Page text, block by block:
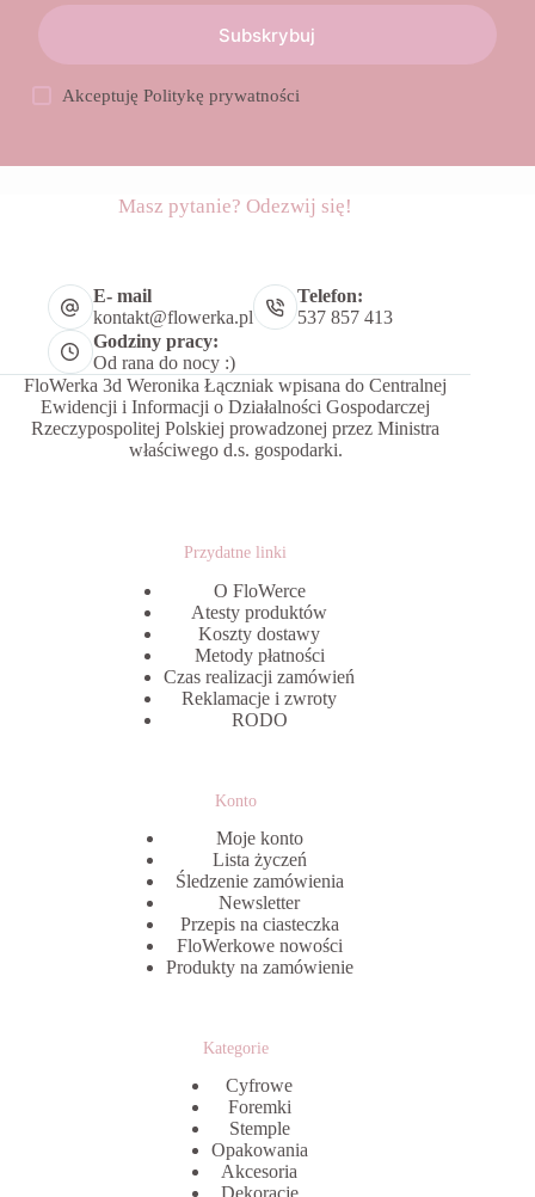
Subskrybuj
AkceptujęPolitykę prywatności
Masz pytanie? Odezwij się!
E- mail
kontakt@flowerka.pl
Telefon:
537 857 413
Godziny pracy:
Od rana do nocy :)
FloWerka 3d Weronika Łączniak wpisana do Centralnej
Ewidencji i Informacji o Działalności Gospodarczej
Rzeczypospolitej Polskiej prowadzonej przez Ministra
właściwego d.s. gospodarki.
Przydatne linki
O FloWerce
Atesty produktów
Koszty dostawy
Metody płatności
Czas realizacji zamówień
Reklamacje i zwroty
RODO
Konto
Moje konto
Lista życzeń
Śledzenie zamówienia
Newsletter
Przepis na ciasteczka
FloWerkowe nowości
Produkty na zamówienie
Kategorie
Cyfrowe
Foremki
Stemple
Opakowania
Akcesoria
Dekoracje